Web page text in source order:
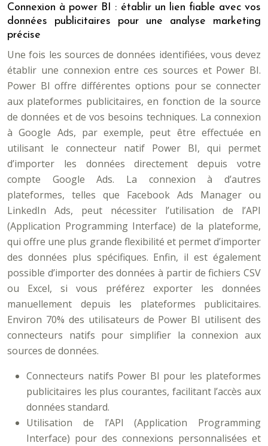
Connexion à power BI : établir un lien fiable avec vos
données publicitaires pour une analyse marketing
précise
Une fois les sources de données identifiées, vous devez
établir une connexion entre ces sources et Power BI.
Power BI offre différentes options pour se connecter
aux plateformes publicitaires, en fonction de la source
de données et de vos besoins techniques. La connexion
à Google Ads, par exemple, peut être effectuée en
utilisant le connecteur natif Power BI, qui permet
d’importer les données directement depuis votre
compte Google Ads. La connexion à d’autres
plateformes, telles que Facebook Ads Manager ou
LinkedIn Ads, peut nécessiter l’utilisation de l’API
(Application Programming Interface) de la plateforme,
qui offre une plus grande flexibilité et permet d’importer
des données plus spécifiques. Enfin, il est également
possible d’importer des données à partir de fichiers CSV
ou Excel, si vous préférez exporter les données
manuellement depuis les plateformes publicitaires.
Environ 70% des utilisateurs de Power BI utilisent des
connecteurs natifs pour simplifier la connexion aux
sources de données.
Connecteurs natifs Power BI pour les plateformes
publicitaires les plus courantes, facilitant l’accès aux
données standard.
Utilisation de l’API (Application Programming
Interface) pour des connexions personnalisées et